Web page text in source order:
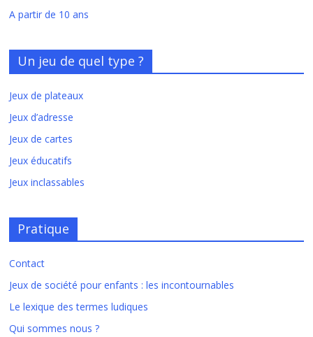
A partir de 10 ans
Un jeu de quel type ?
Jeux de plateaux
Jeux d’adresse
Jeux de cartes
Jeux éducatifs
Jeux inclassables
Pratique
Contact
Jeux de société pour enfants : les incontournables
Le lexique des termes ludiques
Qui sommes nous ?